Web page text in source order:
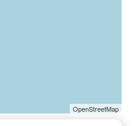
OpenStreetMap